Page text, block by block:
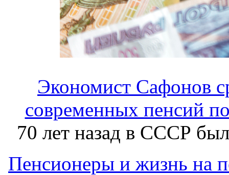
Экономист Сафонов
современных пенсий
70 лет назад в СССР
Пенсионеры и жизнь на